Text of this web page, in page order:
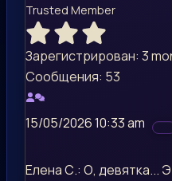
Trusted Member
Зарегистрирован: 3
Сообщения: 53
15/05/2026 10:33 am
Елена С.: О, девятка...